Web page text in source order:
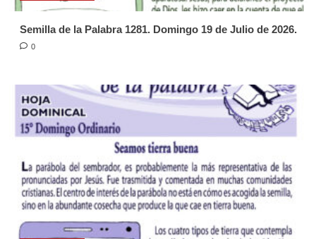
Semilla de la Palabra 1281. Domingo 19 de Julio de 2026.
0